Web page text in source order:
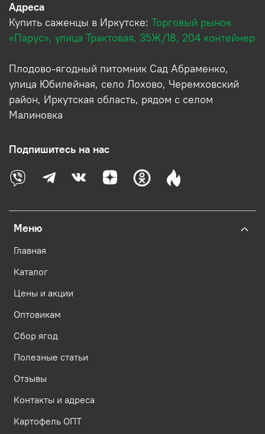
Меню
Главная
Каталог
Цены и акции
Оптовикам
Сбор ягод
Полезные статьи
Отзывы
Контакты и адреса
Картофель ОПТ
Адреса
Купить саженцы в Иркутске: Торговый рынок
«Парус», улица Трактовая, 35Ж/18, 204 контейнер
Плодово-ягодный питомник Сад Абраменко,
улица Юбилейная, село Лохово, Черемховский
район, Иркутская область, рядом с селом
Малиновка
Подпишитесь на нас